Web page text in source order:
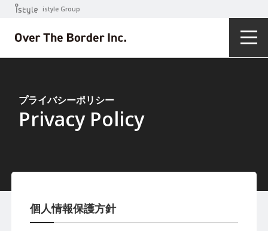
istyle Group
プライバシーポリシー
Privacy Policy
個人情報保護方針